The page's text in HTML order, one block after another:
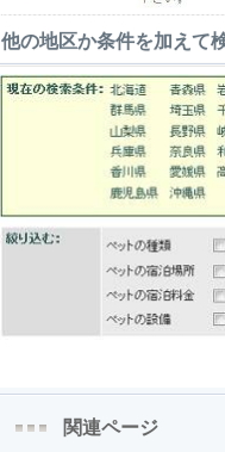
他の地区か条件を加えて
関連ページ